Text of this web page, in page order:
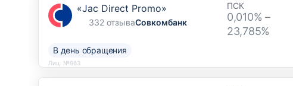
«Jac Direct Promo»
332 отзываСовкомбанк
ПСК
0,010% –
23,785%
В день обращения
Лиц. №963